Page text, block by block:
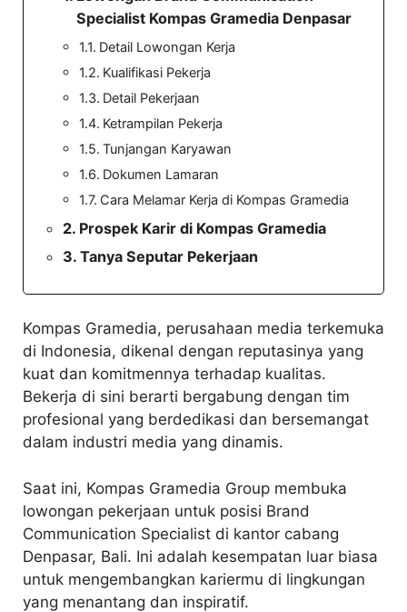
Specialist Kompas Gramedia Denpasar
Detail Lowongan Kerja
Kualifikasi Pekerja
Detail Pekerjaan
Ketrampilan Pekerja
Tunjangan Karyawan
Dokumen Lamaran
Cara Melamar Kerja di Kompas Gramedia
Prospek Karir di Kompas Gramedia
Tanya Seputar Pekerjaan
Kompas Gramedia, perusahaan media terkemuka
di Indonesia, dikenal dengan reputasinya yang
kuat dan komitmennya terhadap kualitas.
Bekerja di sini berarti bergabung dengan tim
profesional yang berdedikasi dan bersemangat
dalam industri media yang dinamis.
Saat ini, Kompas Gramedia Group membuka
lowongan pekerjaan untuk posisi Brand
Communication Specialist di kantor cabang
Denpasar, Bali. Ini adalah kesempatan luar biasa
untuk mengembangkan kariermu di lingkungan
yang menantang dan inspiratif.